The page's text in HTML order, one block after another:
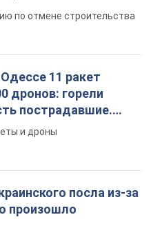
верующего"
по отмене строительства
11 ракет
дронов: горели
пострадавшие.
и дроны
посла из-за
произошло